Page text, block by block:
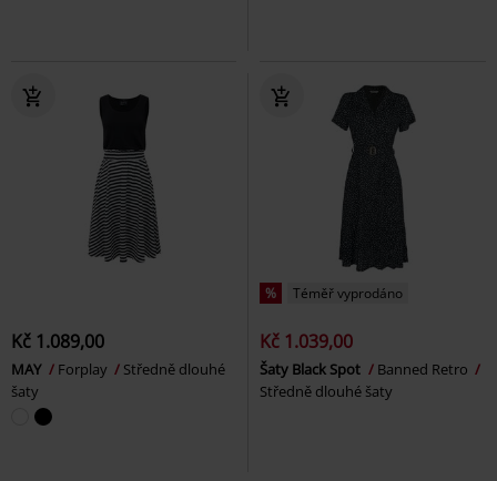
Kč 1.089,00
MAY Forplay
Středně dlouhé
šaty
% Téměř vyprodáno
Kč 1.039,00
Šaty Black Spot
Banned Retro
Středně dlouhé šaty